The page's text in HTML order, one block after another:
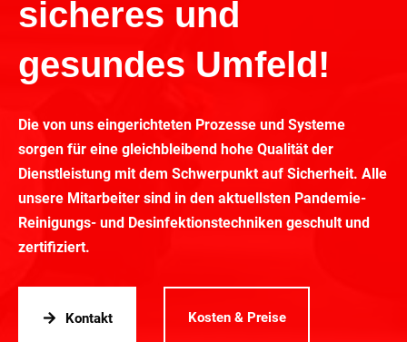
sicheres und
gesundes Umfeld!
Die von uns eingerichteten Prozesse und Systeme
sorgen für eine gleichbleibend hohe Qualität der
Dienstleistung mit dem Schwerpunkt auf Sicherheit. Alle
unsere Mitarbeiter sind in den aktuellsten Pandemie-
Reinigungs- und Desinfektionstechniken geschult und
zertifiziert.
Kontakt Kosten & Preise